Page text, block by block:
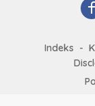
Indeks